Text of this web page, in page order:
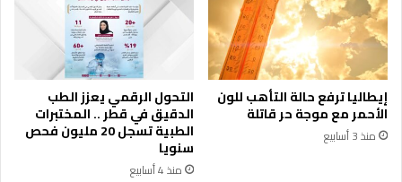
اي
ا
ت
ا
ل
ع
ق
ب
إيطاليا ترفع حالة التأهب للون
الأحمر مع موجة حر قاتلة
منذ 3 أسابيع
التحول الرقمي يعزز الطب
الدقيق في قطر .. المختبرات
الطبية تسجل 20 مليون فحص
سنويا
منذ 4 أسابيع